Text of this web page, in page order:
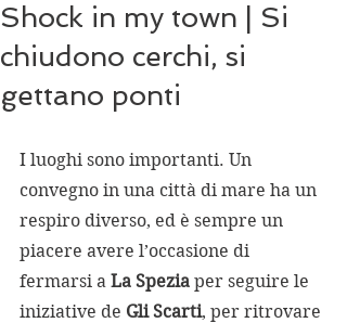
Shock in my town | Si
chiudono cerchi, si
gettano ponti
I luoghi sono importanti. Un
convegno in una città di mare ha un
respiro diverso, ed è sempre un
piacere avere l’occasione di
fermarsi a La Spezia per seguire le
iniziative de Gli Scarti, per ritrovare